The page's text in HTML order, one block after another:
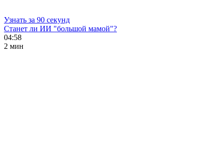
Узнать за 90 секунд
Станет ли ИИ "большой мамой"?
04:58
2 мин